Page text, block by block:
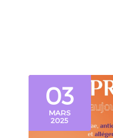
03
MARS
2025